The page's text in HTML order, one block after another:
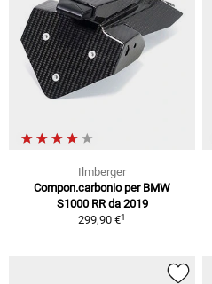
Ilmberger
Compon.carbonio per BMW
S1000 RR da 2019
299,90 €1